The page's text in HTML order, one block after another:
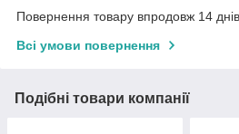
Повернення товару впродовж 14
Всі умови повернення
Подібні товари компанії